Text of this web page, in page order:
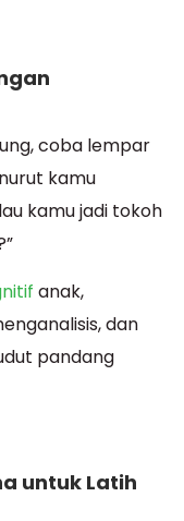
coba lempar
kamu
kamu jadi tokoh
anak,
dan
pandang
untuk Latih